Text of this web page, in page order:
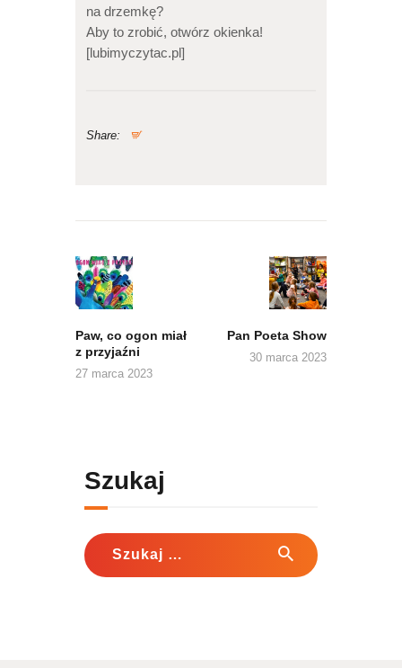
na drzemkę?
Aby to zrobić, otwórz okienka!
[lubimyczytac.pl]
Share:
wpisu
Paw, co ogon miał
z przyjaźni
27 marca 2023
Pan Poeta Show
30 marca 2023
Szukaj
Szukaj: